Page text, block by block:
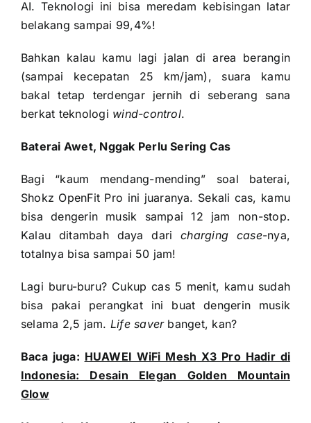
AI. Teknologi ini bisa meredam kebisingan latar
belakang sampai 99,4%!
Bahkan kalau kamu lagi jalan di area berangin
(sampai kecepatan 25 km/jam), suara kamu
bakal tetap terdengar jernih di seberang sana
berkat teknologi wind-control.
Baterai Awet, Nggak Perlu Sering Cas
Bagi “kaum mendang-mending” soal baterai,
Shokz OpenFit Pro ini juaranya. Sekali cas, kamu
bisa dengerin musik sampai 12 jam non-stop.
Kalau ditambah daya daricharging case-nya,
totalnya bisa sampai 50 jam!
Lagi buru-buru? Cukup cas 5 menit, kamu sudah
bisa pakai perangkat ini buat dengerin musik
selama 2,5 jam. Life saverbanget, kan?
Baca juga: HUAWEI WiFi Mesh X3 Pro Hadir di
Indonesia: Desain Elegan Golden Mountain
Glow